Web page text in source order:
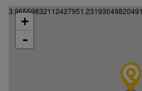
3.96559832112427951.23193049820491
+
-